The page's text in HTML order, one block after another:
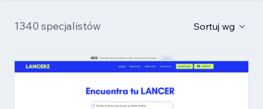
1340 specjalistów Sortuj wg